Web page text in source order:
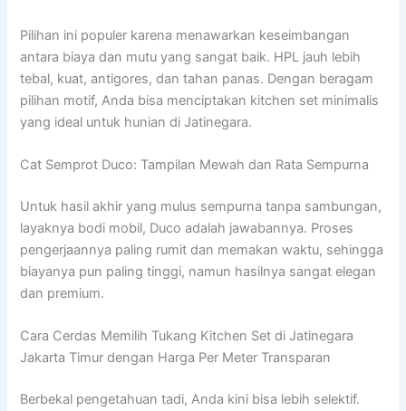
Pilihan ini populer karena menawarkan keseimbangan
antara biaya dan mutu yang sangat baik. HPL jauh lebih
tebal, kuat, antigores, dan tahan panas. Dengan beragam
pilihan motif, Anda bisa menciptakan kitchen set minimalis
yang ideal untuk hunian di Jatinegara.
Cat Semprot Duco: Tampilan Mewah dan Rata Sempurna
Untuk hasil akhir yang mulus sempurna tanpa sambungan,
layaknya bodi mobil, Duco adalah jawabannya. Proses
pengerjaannya paling rumit dan memakan waktu, sehingga
biayanya pun paling tinggi, namun hasilnya sangat elegan
dan premium.
Cara Cerdas Memilih Tukang Kitchen Set di Jatinegara
Jakarta Timur dengan Harga Per Meter Transparan
Berbekal pengetahuan tadi, Anda kini bisa lebih selektif.